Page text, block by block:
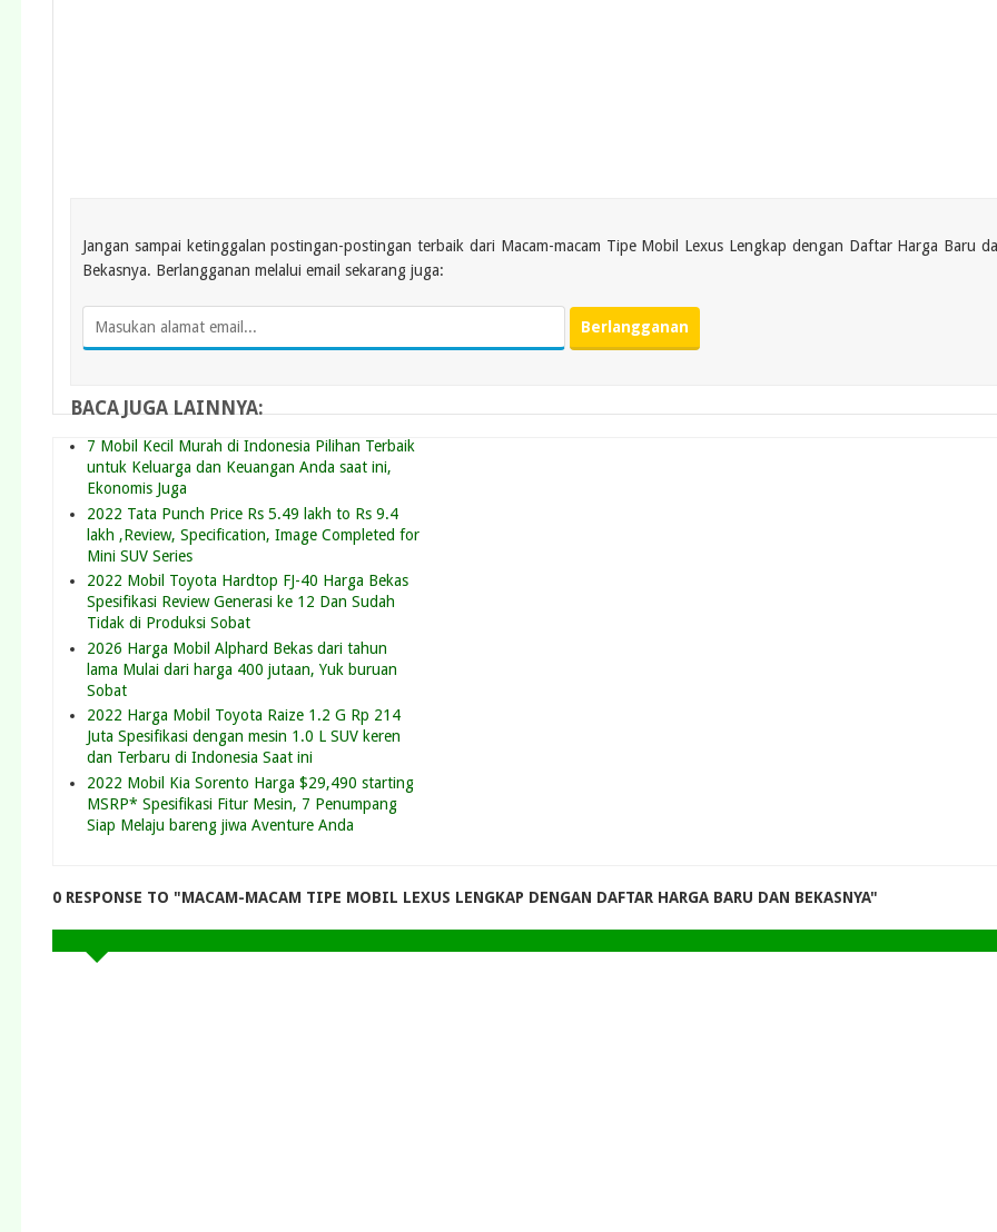
Jangan sampai ketinggalan postingan-postingan terbaik dari Macam-macam Tipe Mobil Lexus Lengkap dengan Daftar Harga Baru
Bekasnya. Berlangganan melalui email sekarang juga:
BACA JUGA LAINNYA:
7 Mobil Kecil Murah di Indonesia Pilihan Terbaik
untuk Keluarga dan Keuangan Anda saat ini,
Ekonomis Juga
2022 Tata Punch Price Rs 5.49 lakh to Rs 9.4
lakh ,Review, Specification, Image Completed for
Mini SUV Series
2022 Mobil Toyota Hardtop FJ-40 Harga Bekas
Spesifikasi Review Generasi ke 12 Dan Sudah
Tidak di Produksi Sobat
2026 Harga Mobil Alphard Bekas dari tahun
lama Mulai dari harga 400 jutaan, Yuk buruan
Sobat
2022 Harga Mobil Toyota Raize 1.2 G Rp 214
Juta Spesifikasi dengan mesin 1.0 L SUV keren
dan Terbaru di Indonesia Saat ini
2022 Mobil Kia Sorento Harga $29,490 starting
MSRP* Spesifikasi Fitur Mesin, 7 Penumpang
Siap Melaju bareng jiwa Aventure Anda
0 RESPONSE TO "MACAM-MACAM TIPE MOBIL LEXUS LENGKAP DENGAN DAFTAR HARGA BARU DAN BEKASNYA"